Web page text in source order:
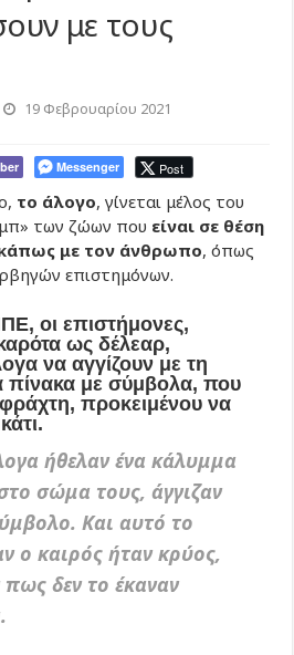
με τους
19 Φεβρουαρίου 2021
Messenger Post
το άλογο, γίνεται μέλος του
των ζώων που είναι σε θέση
με τον άνθρωπο, όπως
επιστημόνων.
οι επιστήμονες,
ως δέλεαρ,
να αγγίζουν με τη
πίνακα με σύμβολα, που
προκειμένου να
ήθελαν ένα κάλυμμα
σώμα τους, άγγιζαν
Και αυτό το
ο καιρός ήταν κρύος,
δεν το έκαναν